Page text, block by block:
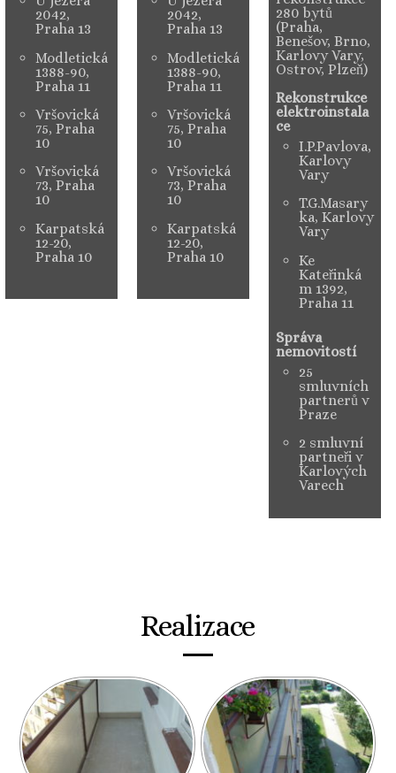
Praha 13
Modletická
1388-90,
Praha 11
Vršovická
75, Praha
Vršovická
73, Praha
Karpatská
12-20,
Praha 10
Praha 13
Modletická
1388-90,
Praha 11
Vršovická
75, Praha
Vršovická
73, Praha
Karpatská
12-20,
Praha 10
280 bytů
(Praha,
Benešov, Brno,
Karlovy Vary,
Ostrov, Plzeň)
Rekonstrukce
elektroinstala
I.P.Pavlova,
Karlovy
T.G.Masary
ka, Karlovy
Kateřinká
m 1392,
Praha 11
Správa
nemovitostí
smluvních
partnerů v
Praze
2 smluvní
partneři v
Karlových
Varech
Realizace